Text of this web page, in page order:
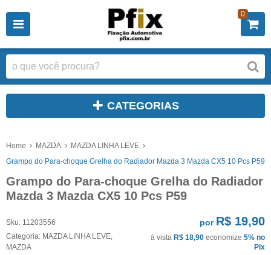
0
CATEGORIAS
Home MAZDA
MAZDA LINHA LEVE
Grampo do Para-choque Grelha do Radiador Mazda 3 Mazda CX5 10 Pcs P59
Grampo do Para-choque Grelha do Radiador
Mazda 3 Mazda CX5 10 Pcs P59
Sku: 11203556
Categoria: MAZDA LINHA LEVE
MAZDA
por R$ 19,90
à vista R$ 18,90 economize 5% no
Pix